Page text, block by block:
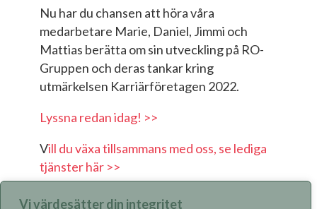
Vi värdesätter din integritet
Nu har du chansen att höra våra
medarbetare Marie, Daniel, Jimmi och
Mattias berätta om sin utveckling på RO-
Gruppen och deras tankar kring
utmärkelsen Karriärföretagen 2022.
Lyssna redan idag! >>
Vill du växa tillsammans med oss, se lediga
tjänster här >>